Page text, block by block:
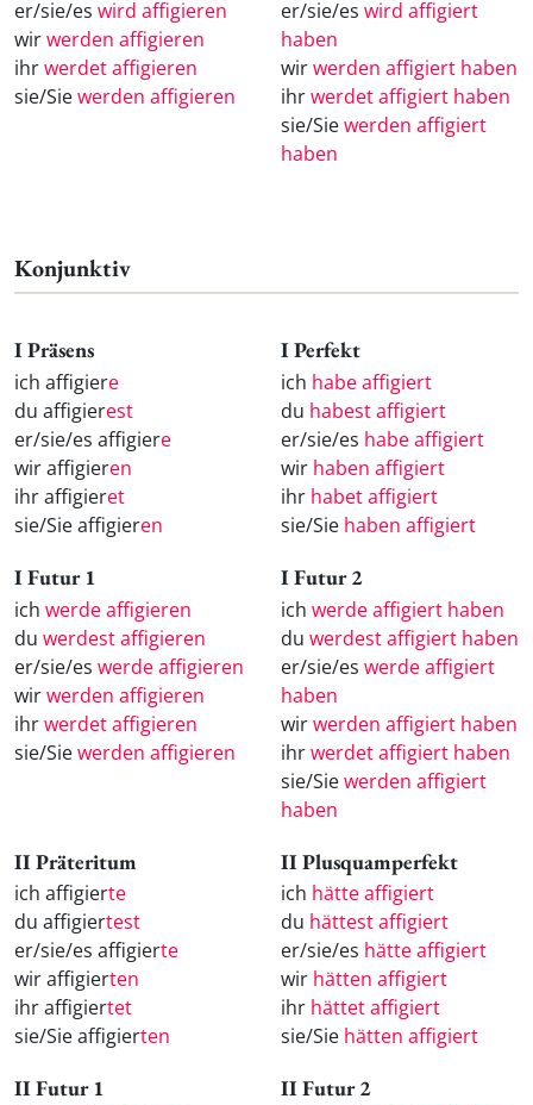
er/sie/es wird affigieren
wirwerden affigieren
ihrwerdet affigieren
sie/Siewerden affigieren
er/sie/es wird affigiert
haben
wirwerden affigiert haben
ihrwerdet affigiert haben
sie/Siewerden affigiert
haben
Konjunktiv
I Präsens
ich affigiere
du affigierest
er/sie/es affigiere
wir affigieren
ihr affigieret
sie/Sie affigieren
I Perfekt
ich habe affigiert
du habest affigiert
er/sie/es habe affigiert
wir haben affigiert
ihr habet affigiert
sie/Sie haben affigiert
I Futur 1
ich werde affigieren
du werdest affigieren
er/sie/es werde affigieren
wirwerden affigieren
ihrwerdet affigieren
sie/Siewerden affigieren
I Futur 2
ich werde affigiert haben
du werdest affigiert haben
er/sie/es werde affigiert
haben
wirwerden affigiert haben
ihrwerdet affigiert haben
sie/Siewerden affigiert
haben
II Präteritum
ich affigierte
du affigiertest
er/sie/es affigierte
wir affigierten
ihr affigiertet
sie/Sie affigierten
II Plusquamperfekt
ich hätte affigiert
du hättest affigiert
er/sie/es hätte affigiert
wir hätten affigiert
ihr hättet affigiert
sie/Sie hätten affigiert
II Futur 1 II Futur 2